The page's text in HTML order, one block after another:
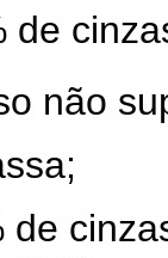
de
não
de